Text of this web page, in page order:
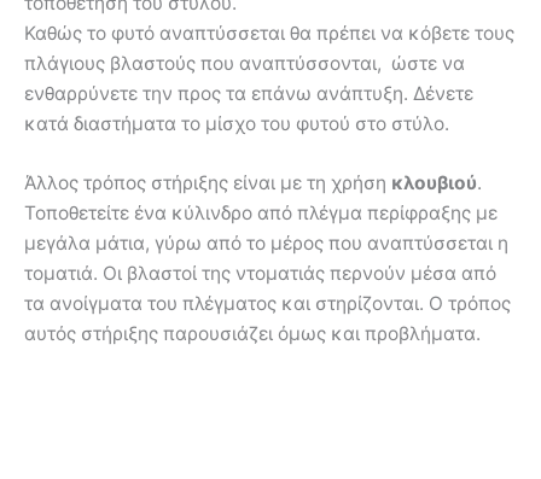
Καθώς το φυτό αναπτύσσεται θα πρέπει να κόβετε τους
πλάγιους βλαστούς που αναπτύσσονται, ώστε να
ενθαρρύνετε την προς τα επάνω ανάπτυξη. Δένετε
κατά διαστήματα το μίσχο του φυτού στο στύλο.
Άλλος τρόπος στήριξης είναι με τη χρήση κλουβιού.
Τοποθετείτε ένα κύλινδρο από πλέγμα περίφραξης με
μεγάλα μάτια, γύρω από το μέρος που αναπτύσσεται η
τοματιά. Οι βλαστοί της ντοματιάς περνούν μέσα από
τα ανοίγματα του πλέγματος και στηρίζονται. Ο τρόπος
αυτός στήριξης παρουσιάζει όμως και προβλήματα.